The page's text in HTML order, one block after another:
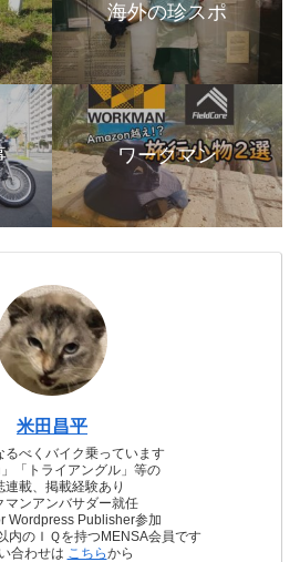
海外の珍スポ
ワークマン
米田昌平
るべくバイク乗っています
」「トライアングル」等の
連載、掲載経験あり
マンアンバサダー就任
Wordpress Publisher参加
内のＩＱを持つMENSA会員です
合わせは こちらから